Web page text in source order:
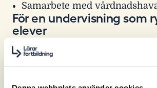
Samarbete med
För en undervisning som
elever
Hur kan du känna igen,